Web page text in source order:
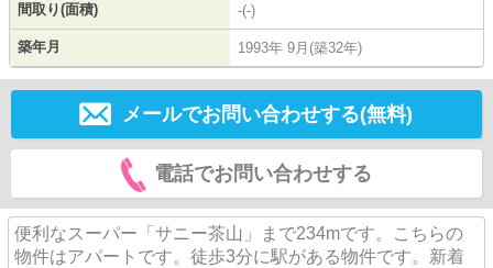
間取り(面積) -(-)
築年月 1993年 9月(築32年)
メールでお問い合わせする(無料)
電話でお問い合わせする
便利なスーパー「サニー茶山」まで234mです。こちらの
物件はアパートです。徒歩3分に駅がある物件です。新着